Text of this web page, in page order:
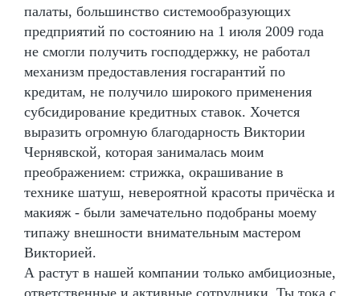
палаты, большинство системообразующих
предприятий по состоянию на 1 июля 2009 года
не смогли получить господдержку, не работал
механизм предоставления госгарантий по
кредитам, не получило широкого применения
субсидирование кредитных ставок. Хочется
выразить огромную благодарность Виктории
Чернявской, которая занималась моим
преображением: стрижка, окрашивание в
технике шатуш, невероятной красоты причёска и
макияж - были замечательно подобраны моему
типажу внешности внимательным мастером
Викторией.
А растут в нашей компании только амбициозные,
ответственные и активные сотрудники. Ты тока с